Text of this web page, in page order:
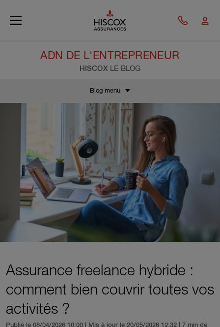
ADN DE L'ENTREPRENEUR
HISCOX LE BLOG
Blog menu
Assurance freelance hybride :
comment bien couvrir toutes vos
activités ?
Publié le 08/04/2026 10:00 | Mis à jour le 20/05/2026 12:32
| 7 min de